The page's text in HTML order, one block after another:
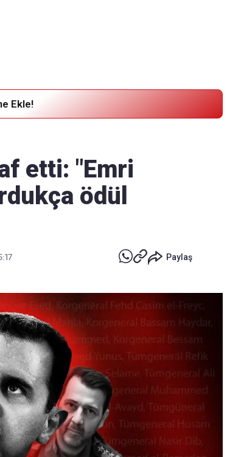
Ekle!
etti: "Emri
ödül
Paylaş